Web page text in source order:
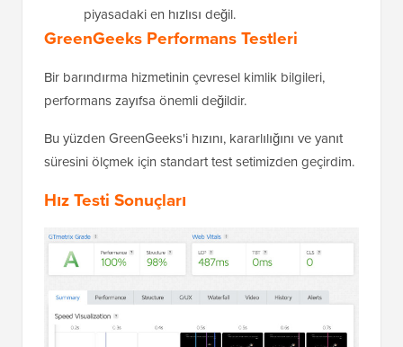
piyasadaki en hızlısı değil.
GreenGeeks Performans Testleri
Bir barındırma hizmetinin çevresel kimlik bilgileri,
performans zayıfsa önemli değildir.
Bu yüzden GreenGeeks'i hızını, kararlılığını ve yanıt
süresini ölçmek için standart test setimizden geçirdim.
Hız Testi Sonuçları